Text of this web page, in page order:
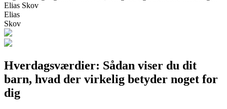
Elias Skov
Elias
Skov
Hverdagsværdier: Sådan viser du dit
barn, hvad der virkelig betyder noget for
dig